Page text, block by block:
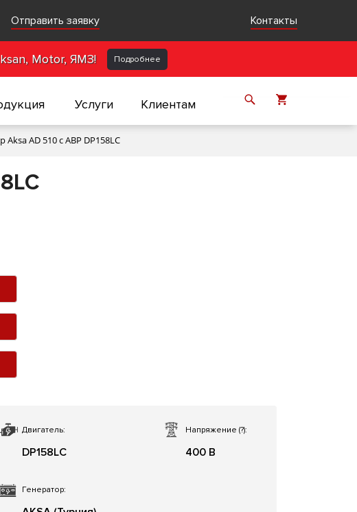
Отправить заявку Контакты
Motor, ЯМЗ! Подробнее
Услуги Клиентам
AD 510 с АВР DP158LC
Двигатель:
DP158LC
Напряжение(?):
400 В
Генератор: